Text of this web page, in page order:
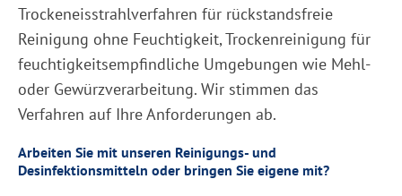
Trockeneisstrahlverfahren für rückstandsfreie
Reinigung ohne Feuchtigkeit, Trockenreinigung für
feuchtigkeitsempfindliche Umgebungen wie Mehl-
oder Gewürzverarbeitung. Wir stimmen das
Verfahren auf Ihre Anforderungen ab.
Arbeiten Sie mit unseren Reinigungs- und
Desinfektionsmitteln oder bringen Sie eigene mit?